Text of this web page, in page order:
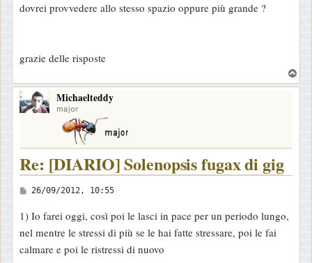
dovrei provvedere allo stesso spazio oppure più grande ?
grazie delle risposte
o
Michaelteddy
major
Re: [DIARIO] Solenopsis fugax di gig
M
s
s
a
26/09/2012, 10:55
1) Io farei oggi, così poi le lasci in pace per un periodo lungo,
nel mentre le stressi di più se le hai fatte stressare, poi le fai
calmare e poi le ristressi di nuovo